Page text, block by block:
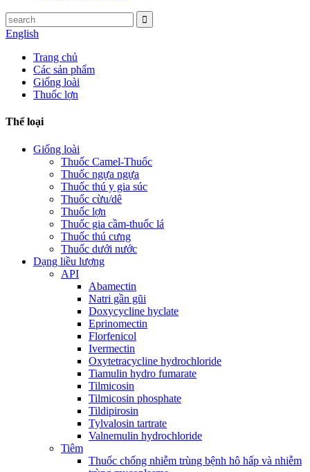
English
Trang chủ
Các sản phẩm
Giống loài
Thuốc lợn
Thể loại
Giống loài
Thuốc Camel-Thuốc
Thuốc ngựa ngựa
Thuốc thú y gia súc
Thuốc cừu/dê
Thuốc lợn
Thuốc gia cầm-thuốc lá
Thuốc thú cưng
Thuốc dưới nước
Dạng liều lượng
API
Abamectin
Natri gần gũi
Doxycycline hyclate
Eprinomectin
Florfenicol
Ivermectin
Oxytetracycline hydrochloride
Tiamulin hydro fumarate
Tilmicosin
Tilmicosin phosphate
Tildipirosin
Tylvalosin tartrate
Valnemulin hydrochloride
Tiêm
Thuốc chống nhiễm trùng bệnh hô hấp và nhiễm